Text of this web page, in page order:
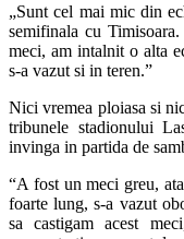
„Sunt cel mai mic din
semifinala cu
meci, am intalnit o alta
s-a vazut si in teren.”
Nici vremea ploiasa si
tribunele stadionului
invinga in partida de
“A fost un meci greu,
foarte lung, s-a vazut
sa castigam acest